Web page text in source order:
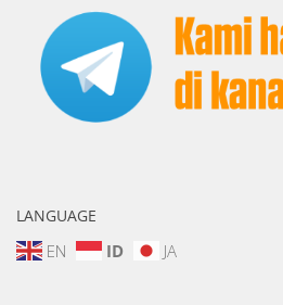
LANGUAGE
EN ID JA